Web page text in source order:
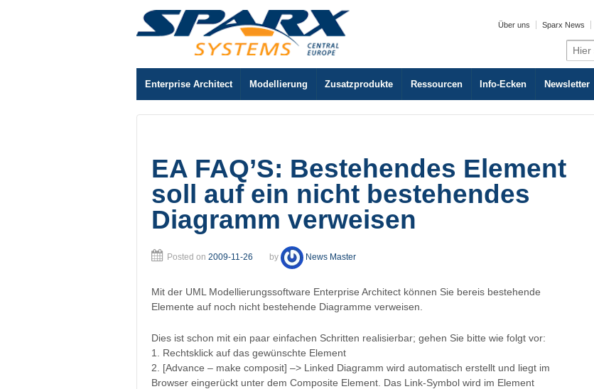
Über uns Sparx News
Search
for:
Enterprise Architect Modellierung Zusatzprodukte Ressourcen Info-Ecken Newsletter
EA FAQ’S: Bestehendes Element
soll auf ein nicht bestehendes
Diagramm verweisen
Posted on 2009-11-26 by News Master
Mit der UML Modellierungssoftware Enterprise Architect können Sie bereis bestehende
Elemente auf noch nicht bestehende Diagramme verweisen.
Dies ist schon mit ein paar einfachen Schritten realisierbar; gehen Sie bitte wie folgt vor:
1. Rechtsklick auf das gewünschte Element
2. [Advance – make composit] –> Linked Diagramm wird automatisch erstellt und liegt im
Browser eingerückt unter dem Composite Element. Das Link-Symbol wird im Element